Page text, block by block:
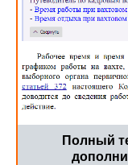
Полный